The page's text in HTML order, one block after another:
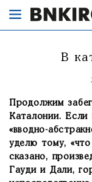
В
Продолжим
Каталонии. Если
«вводно-
уделю тому,
сказано,
Гауди и Дали,